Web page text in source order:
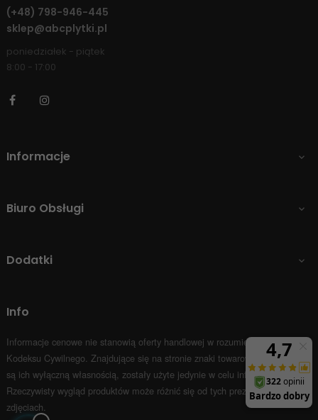
(+48) 798-946-445
sklep@abcplytki.pl
poniedziałek - piątek
8:00 - 17:00
Facebook
Informacje 
Biuro Obsługi 
Dodatki 
Info
Informacje cenowe nie stanowią oferty handlowej w rozumieniu Art.66 par.1
Kodeksu Cywilnego. Znajdujące się na stronie znaki towarowe i nazwy firm
są ich wyłączną własnością, zostały użyte jedynie w celu informacyjnym.
Rzeczywisty wygląd produktów może różnić się od tych prezentowanych na
zdjęciach.